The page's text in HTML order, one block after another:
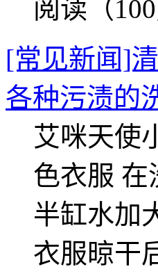
阅读（100
[常见新闻]
各种污渍的
艾咪天使
色衣服 在
半缸水加
衣服晾干